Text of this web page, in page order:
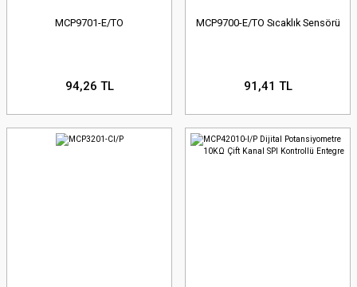
MCP9701-E/TO
94,26 TL
MCP9700-E/TO Sıcaklık Sensörü
91,41 TL